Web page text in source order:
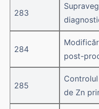
283
284
post-
285
de Zn